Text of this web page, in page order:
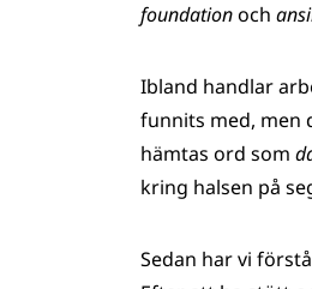
foundationoch
Ibland handlar
funnits med, men
hämtas ord som
kring halsen på
Sedan har vi